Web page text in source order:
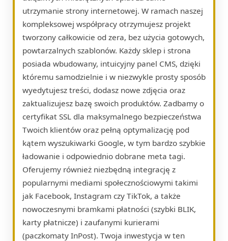
utrzymanie strony internetowej. W ramach naszej
kompleksowej współpracy otrzymujesz projekt
tworzony całkowicie od zera, bez użycia gotowych,
powtarzalnych szablonów. Każdy sklep i strona
posiada wbudowany, intuicyjny panel CMS, dzięki
któremu samodzielnie i w niezwykle prosty sposób
wyedytujesz treści, dodasz nowe zdjęcia oraz
zaktualizujesz bazę swoich produktów. Zadbamy o
certyfikat SSL dla maksymalnego bezpieczeństwa
Twoich klientów oraz pełną optymalizację pod
kątem wyszukiwarki Google, w tym bardzo szybkie
ładowanie i odpowiednio dobrane meta tagi.
Oferujemy również niezbędną integrację z
popularnymi mediami społecznościowymi takimi
jak Facebook, Instagram czy TikTok, a także
nowoczesnymi bramkami płatności (szybki BLIK,
karty płatnicze) i zaufanymi kurierami
(paczkomaty InPost). Twoja inwestycja w ten